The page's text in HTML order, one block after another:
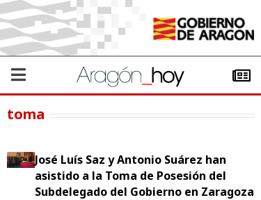
toma
José Luís Saz y Antonio Suárez han
asistido a la Toma de Posesión del
Subdelegado del Gobierno en Zaragoza